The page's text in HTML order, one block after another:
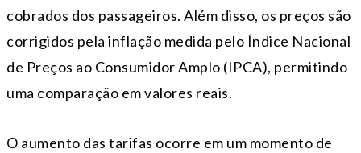
cobrados dos passageiros. Além disso, os preços são
corrigidos pela inflação medida pelo Índice Nacional
de Preços ao Consumidor Amplo (IPCA), permitindo
uma comparação em valores reais.
O aumento das tarifas ocorre em um momento de